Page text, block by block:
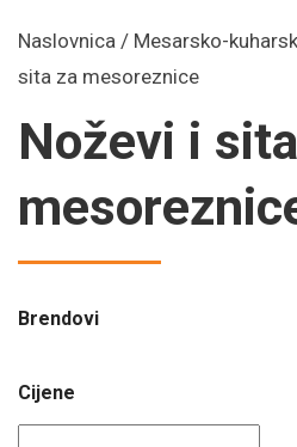
Naslovnica / Mesarsko-
sita za mesoreznice
Noževi i
Brendovi
Cijene